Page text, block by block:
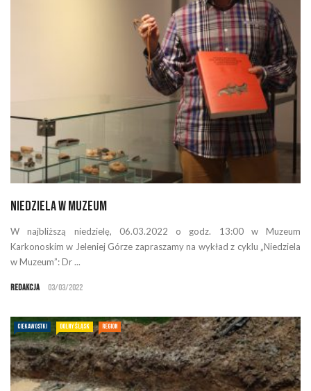
Niedziela w Muzeum
W najbliższą niedzielę, 06.03.2022 o godz. 13:00 w Muzeum
Karkonoskim w Jeleniej Górze zapraszamy na wykład z cyklu „Niedziela
w Muzeum”: Dr ...
Redakcja 03/03/2022
CIEKAWOSTKI DOLNY ŚLĄSK REGION